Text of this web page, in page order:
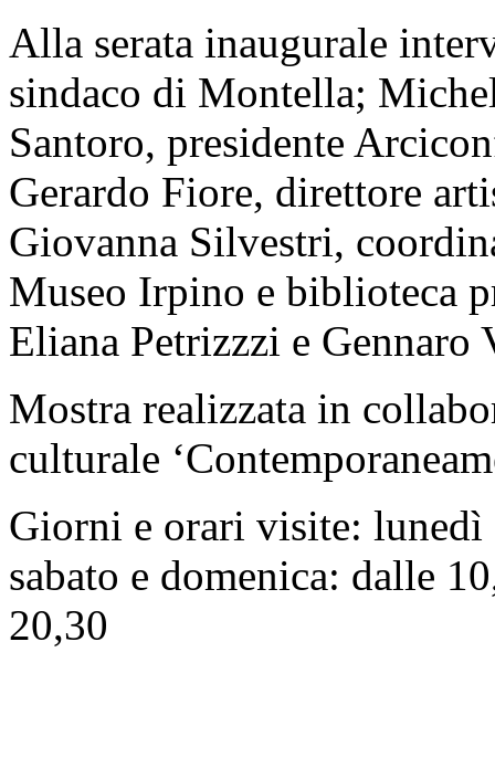
Alla serata inaugurale
sindaco di Montella;
Santoro, presidente
Gerardo Fiore, direttore
Giovanna Silvestri,
Museo Irpino e biblioteca
Eliana Petrizzzi e Gennaro
Mostra realizzata in
culturale
Giorni e orari visite:
sabato e domenica: dalle
20,30